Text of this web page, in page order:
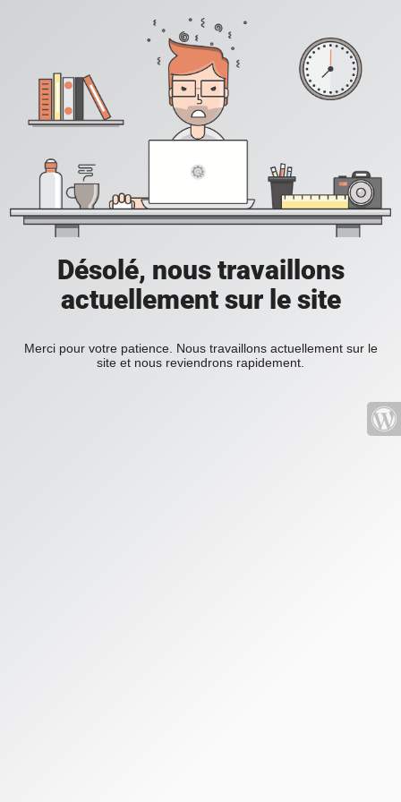
Désolé, nous travaillons
actuellement sur le site
Merci pour votre patience. Nous travaillons actuellement sur le
site et nous reviendrons rapidement.